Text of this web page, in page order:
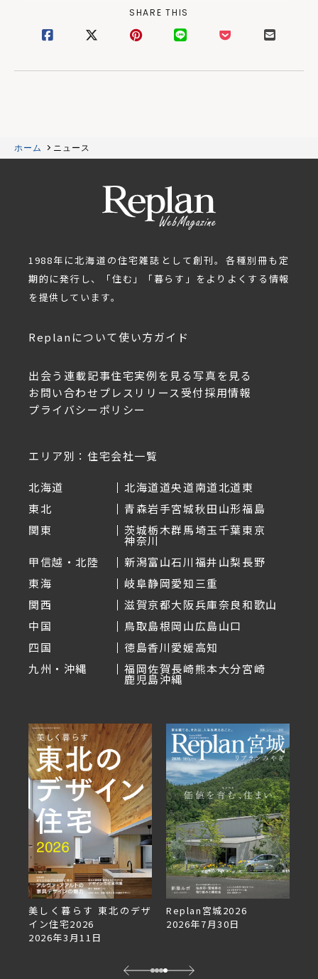
SHARE THIS
ホーム ニュース
1988年に北海道の住宅雑誌として創刊。各種別冊も定
期的に発行し、「住む」「暮らす」をよりよくする情報
を提供しています。
Replanについて使い方ガイド
出会う 連載記事住宅実例を見る写真を見る
お問い合わせ プレスリリース受付採用情報
プライバシーポリシー
エリア別：住宅会社一覧
北海道 北海道道央道南道北道東
東北
青森岩手宮城秋田山形福島
関東
茨城栃木群馬埼玉千葉東京
神奈川
甲信越・北陸
新潟富山石川福井山梨長野
東海
岐阜静岡愛知三重
関西
滋賀京都大阪兵庫奈良和歌山
中国
鳥取島根岡山広島山口
四国
徳島香川愛媛高知
九州・沖縄
福岡佐賀長崎熊本大分宮崎
鹿児島沖縄
美しく暮らす 東北のデザ
イン住宅2026
2026年3月11日
Replan宮城2026
2026年7月30日